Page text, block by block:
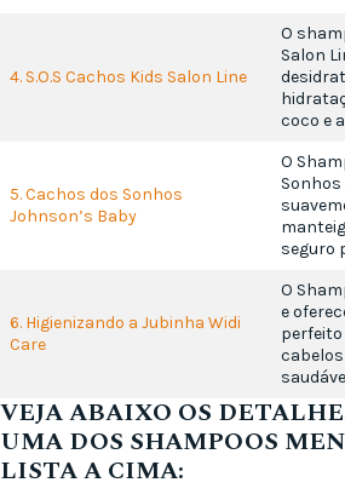
4. S.O.S Cachos Kids Salon Line
O
Salon
coco e
5. Cachos dos Sonhos
Johnson’s Baby
O
seguro
6. Higienizando a Jubinha Widi
Care
O
e
VEJA ABAIXO OS
UMA DOS SHAMPOOS
LISTA A CIMA: